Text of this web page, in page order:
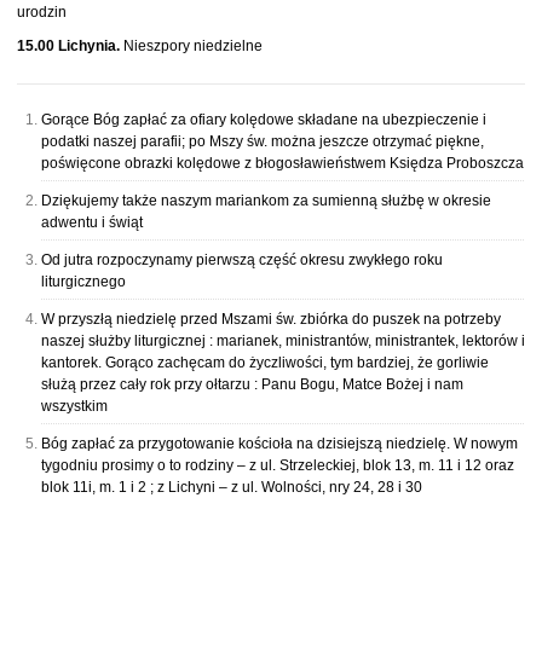
urodzin
15.00 Lichynia. Nieszpory niedzielne
Gorące Bóg zapłać za ofiary kolędowe składane na ubezpieczenie i
podatki naszej parafii; po Mszy św. można jeszcze otrzymać piękne,
poświęcone obrazki kolędowe z błogosławieństwem Księdza Proboszcza
Dziękujemy także naszym mariankom za sumienną służbę w okresie
adwentu i świąt
Od jutra rozpoczynamy pierwszą część okresu zwykłego roku
liturgicznego
W przyszłą niedzielę przed Mszami św. zbiórka do puszek na potrzeby
naszej służby liturgicznej : marianek, ministrantów, ministrantek, lektorów i
kantorek. Gorąco zachęcam do życzliwości, tym bardziej, że gorliwie
służą przez cały rok przy ołtarzu : Panu Bogu, Matce Bożej i nam
wszystkim
Bóg zapłać za przygotowanie kościoła na dzisiejszą niedzielę. W nowym
tygodniu prosimy o to rodziny – z ul. Strzeleckiej, blok 13, m. 11 i 12 oraz
blok 11i, m. 1 i 2 ; z Lichyni – z ul. Wolności, nry 24, 28 i 30